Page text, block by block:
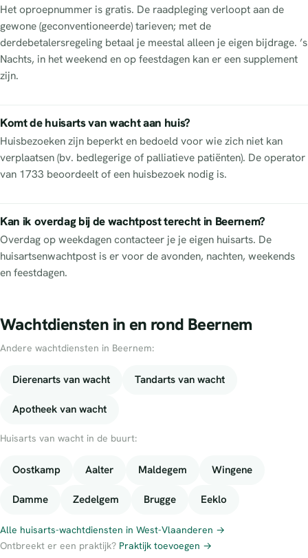
Het oproepnummer is gratis. De raadpleging verloopt aan de
gewone (geconventioneerde) tarieven; met de
derdebetalersregeling betaal je meestal alleen je eigen bijdrage. ’s
Nachts, in het weekend en op feestdagen kan er een supplement
zijn.
Komt de huisarts van wacht aan huis?
Huisbezoeken zijn beperkt en bedoeld voor wie zich niet kan
verplaatsen (bv. bedlegerige of palliatieve patiënten). De operator
van 1733 beoordeelt of een huisbezoek nodig is.
Kan ik overdag bij de wachtpost terecht in Beernem?
Overdag op weekdagen contacteer je je eigen huisarts. De
huisartsenwachtpost is er voor de avonden, nachten, weekends
en feestdagen.
Wachtdiensten in en rond Beernem
Andere wachtdiensten in Beernem:
Dierenarts van wacht Tandarts van wacht
Apotheek van wacht
Huisarts van wacht in de buurt:
Oostkamp Aalter Maldegem Wingene
Damme Zedelgem Brugge Eeklo
Alle huisarts-wachtdiensten in West-Vlaanderen →
Ontbreekt er een praktijk? Praktijk toevoegen →